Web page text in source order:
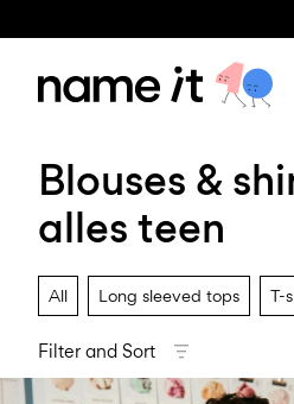
Blouses &
alles teen
All Long sleeved tops T-
Filter and Sort